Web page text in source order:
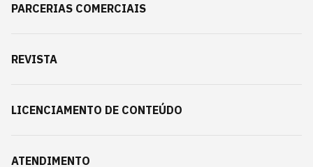
PARCERIAS COMERCIAIS
REVISTA
LICENCIAMENTO DE CONTEÚDO
ATENDIMENTO